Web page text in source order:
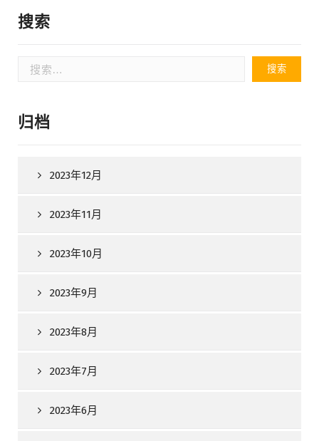
搜索
索：
归档
2023年12月
2023年11月
2023年10月
2023年9月
2023年8月
2023年7月
2023年6月